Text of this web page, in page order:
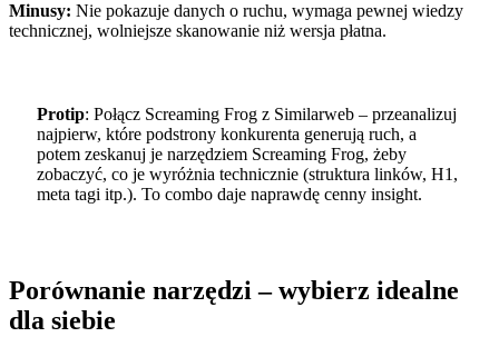
Minusy: Nie pokazuje danych o ruchu, wymaga pewnej wiedzy
technicznej, wolniejsze skanowanie niż wersja płatna.
Protip: Połącz Screaming Frog z Similarweb – przeanalizuj
najpierw, które podstrony konkurenta generują ruch, a
potem zeskanuj je narzędziem Screaming Frog, żeby
zobaczyć, co je wyróżnia technicznie (struktura linków, H1,
meta tagi itp.). To combo daje naprawdę cenny insight.
Porównanie narzędzi – wybierz idealne
dla siebie